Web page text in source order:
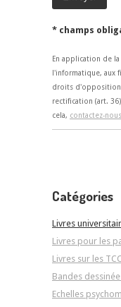
* champs
En application de
l'informatique, aux
droits d'opposition
rectification (art.
cela, contactez-nous
Catégories
Livres
Livres pour les
Livres sur les
Bandes
Echelles